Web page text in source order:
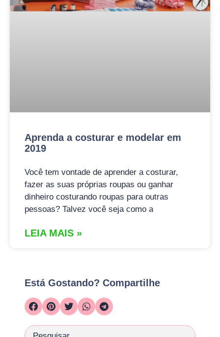
Aprenda a costurar e modelar em
2019
Você tem vontade de aprender a costurar,
fazer as suas próprias roupas ou ganhar
dinheiro costurando roupas para outras
pessoas? Talvez você seja como a
LEIA MAIS »
Está Gostando? Compartilhe